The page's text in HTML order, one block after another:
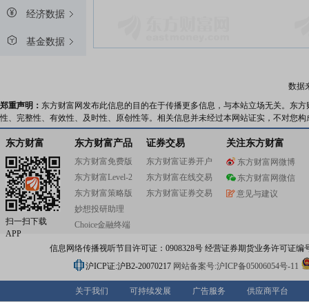
经济数据
基金数据
数据
郑重声明： 东方财富网发布此信息的目的在于传播更多信息，与本站立场无关。东
性、完整性、有效性、及时性、原创性等。相关信息并未经过本网站证实，不对您
东方财富
扫一扫下载
APP
东方财富产品
东方财富免费版
东方财富Level-2
东方财富策略版
妙想投研助理
Choice金融终端
证券交易
东方财富证券开户
东方财富在线交易
东方财富证券交易
关注东方财富
东方财富网微博
东方财富网微信
意见与建议
信息网络传播视听节目许可证：0908328号 经营证券期货业务许可证编
沪ICP证:沪B2-20070217 网站备案号:沪ICP备05006054号-11
关于我们 可持续发展 广告服务 供应商平台